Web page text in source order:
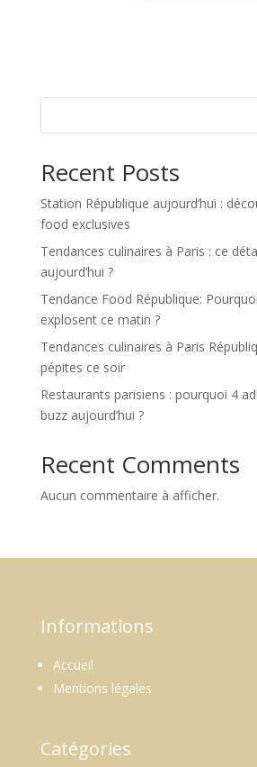
Recent Posts
Station République aujourd’hui :
food exclusives
Tendances culinaires à Paris : ce
aujourd’hui ?
Tendance Food République:
explosent ce matin ?
Tendances culinaires à Paris
pépites ce soir
Restaurants parisiens : pourquoi 4
buzz aujourd’hui ?
Recent Comments
Aucun commentaire à afficher.
Informations
Accueil
Mentions légales
Catégories